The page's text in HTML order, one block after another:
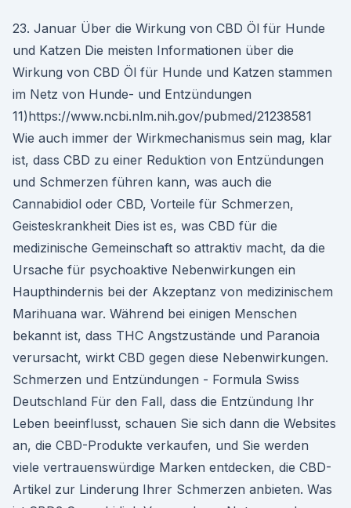
23. Januar Über die Wirkung von CBD Öl für Hunde
und Katzen Die meisten Informationen über die
Wirkung von CBD Öl für Hunde und Katzen stammen
im Netz von Hunde- und Entzündungen
11)https://www.ncbi.nlm.nih.gov/pubmed/21238581
Wie auch immer der Wirkmechanismus sein mag, klar
ist, dass CBD zu einer Reduktion von Entzündungen
und Schmerzen führen kann, was auch die
Cannabidiol oder CBD, Vorteile für Schmerzen,
Geisteskrankheit Dies ist es, was CBD für die
medizinische Gemeinschaft so attraktiv macht, da die
Ursache für psychoaktive Nebenwirkungen ein
Haupthindernis bei der Akzeptanz von medizinischem
Marihuana war. Während bei einigen Menschen
bekannt ist, dass THC Angstzustände und Paranoia
verursacht, wirkt CBD gegen diese Nebenwirkungen.
Schmerzen und Entzündungen - Formula Swiss
Deutschland Für den Fall, dass die Entzündung Ihr
Leben beeinflusst, schauen Sie sich dann die Websites
an, die CBD-Produkte verkaufen, und Sie werden
viele vertrauenswürdige Marken entdecken, die CBD-
Artikel zur Linderung Ihrer Schmerzen anbieten. Was